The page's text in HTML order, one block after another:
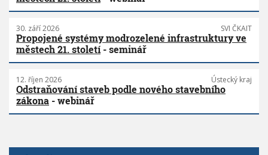
30. září 2026 SVI ČKAIT
Propojené systémy modrozelené infrastruktury ve
městech 21. století - seminář
12. říjen 2026 Ústecký kraj
Odstraňování staveb podle nového stavebního
zákona - webinář